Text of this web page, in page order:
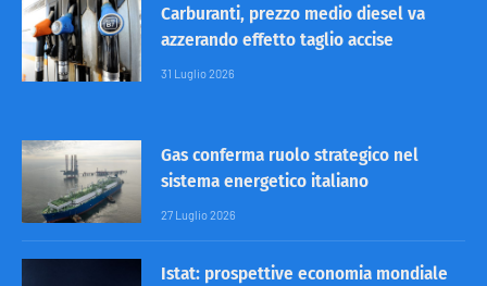
Carburanti, prezzo medio diesel va
azzerando effetto taglio accise
31 Luglio 2026
Gas conferma ruolo strategico nel
sistema energetico italiano
27 Luglio 2026
Istat: prospettive economia mondiale